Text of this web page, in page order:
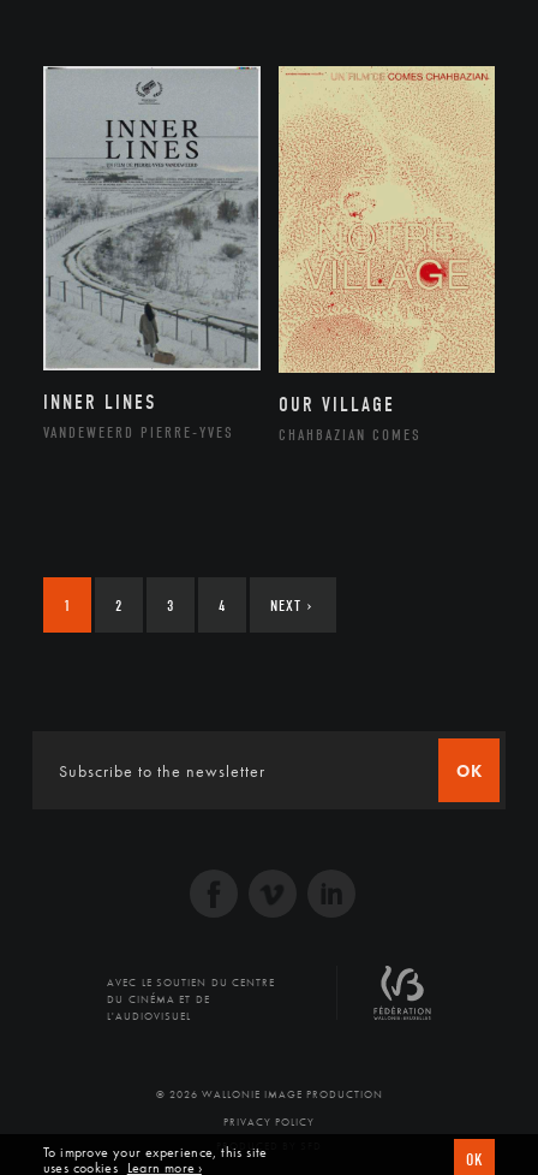
INNER LINES
VANDEWEERD PIERRE-YVES
OUR VILLAGE
CHAHBAZIAN COMES
1 2 3 4 NEXT ›
OK
AVEC LE SOUTIEN DU CENTRE
DU CINÉMA ET DE
L'AUDIOVISUEL
© 2026 WALLONIE IMAGE PRODUCTION
PRIVACY POLICY
PRODUCED BY SFD
To improve your experience, this site
uses cookies Learn more › OK